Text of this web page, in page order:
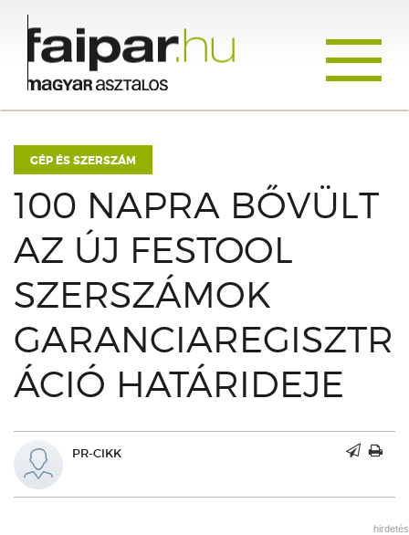
GÉP ÉS SZERSZÁM
100 NAPRA BŐVÜLT
AZ ÚJ FESTOOL
SZERSZÁMOK
GARANCIAREGISZTR
ÁCIÓ HATÁRIDEJE
PR-CIKK
hirdetés